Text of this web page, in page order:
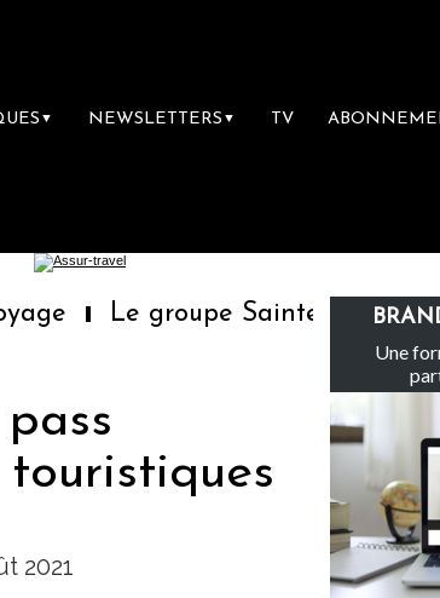
▼ NEWSLETTERS ▼ TV
Le groupe Sainte-Claire
2021
Une